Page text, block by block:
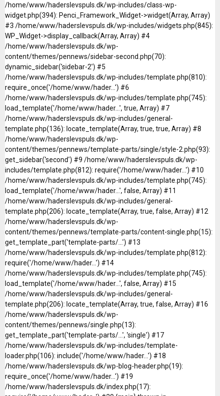
/home/www/haderslevspuls.dk/wp-includes/class-wp-
widget.php(394): Penci_Framework_Widget->widget(Array, Array)
#3 /home/www/haderslevspuls.dk/wp-includes/widgets.php(845):
WP_Widget->display_callback(Array, Array) #4
/home/www/haderslevspuls.dk/wp-
content/themes/pennews/sidebar-second.php(70):
dynamic_sidebar('sidebar-2') #5
/home/www/haderslevspuls.dk/wp-includes/template.php(810):
require_once('/home/www/hader...') #6
/home/www/haderslevspuls.dk/wp-includes/template.php(745):
load_template('/home/www/hader...', true, Array) #7
/home/www/haderslevspuls.dk/wp-includes/general-
template.php(136): locate_template(Array, true, true, Array) #8
/home/www/haderslevspuls.dk/wp-
content/themes/pennews/template-parts/single/style-2.php(93):
get_sidebar('second') #9 /home/www/haderslevspuls.dk/wp-
includes/template.php(812): require('/home/www/hader...') #10
/home/www/haderslevspuls.dk/wp-includes/template.php(745):
load_template('/home/www/hader...', false, Array) #11
/home/www/haderslevspuls.dk/wp-includes/general-
template.php(206): locate_template(Array, true, false, Array) #12
/home/www/haderslevspuls.dk/wp-
content/themes/pennews/template-parts/content-single.php(15):
get_template_part('template-parts/...') #13
/home/www/haderslevspuls.dk/wp-includes/template.php(812):
require('/home/www/hader...') #14
/home/www/haderslevspuls.dk/wp-includes/template.php(745):
load_template('/home/www/hader...', false, Array) #15
/home/www/haderslevspuls.dk/wp-includes/general-
template.php(206): locate_template(Array, true, false, Array) #16
/home/www/haderslevspuls.dk/wp-
content/themes/pennews/single.php(13):
get_template_part('template-parts/...', 'single') #17
/home/www/haderslevspuls.dk/wp-includes/template-
loader.php(106): include('/home/www/hader...') #18
/home/www/haderslevspuls.dk/wp-blog-header.php(19):
require_once('/home/www/hader...') #19
/home/www/haderslevspuls.dk/index.php(17):